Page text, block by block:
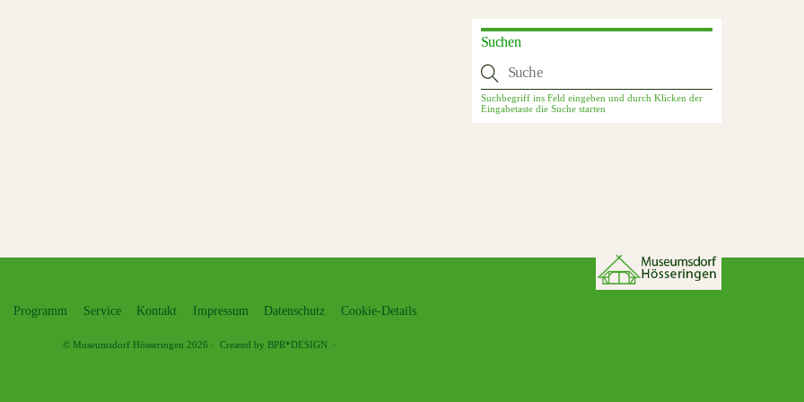
Suchen
Programm Service Kontakt Impressum Datenschutz Cookie-Details
© Museumsdorf Hösseringen 2026 · Created by BPR*DESIGN ·